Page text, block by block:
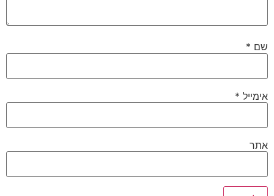
שם *
אימייל *
אתר